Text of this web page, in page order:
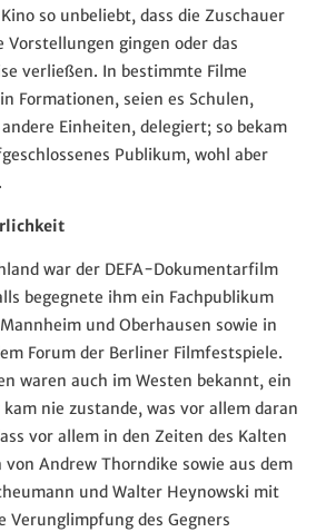
so unbeliebt, dass die Zuschauer
gingen oder das
verließen. In bestimmte Filme
Formationen, seien es Schulen,
Einheiten, delegiert; so bekam
Publikum, wohl aber
war der DEFA-Dokumentarfilm
begegnete ihm ein Fachpublikum
und Oberhausen sowie in
Forum der Berliner Filmfestspiele.
waren auch im Westen bekannt, ein
nie zustande, was vor allem daran
vor allem in den Zeiten des Kalten
Andrew Thorndike sowie aus dem
und Walter Heynowski mit
Verunglimpfung des Gegners